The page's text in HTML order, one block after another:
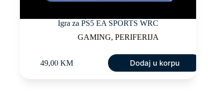
Igra za PS5 EA SPORTS WRC
GAMING, PERIFERIJA
49,00 KM Dodaj u korpu